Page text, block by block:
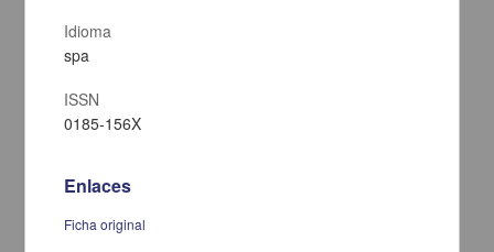
Carta de Vicente G. Muñoz a Francisco I. Madero ofreciéndole sus
Idioma
spa
ISSN
0185-156X
Enlaces
Ficha original